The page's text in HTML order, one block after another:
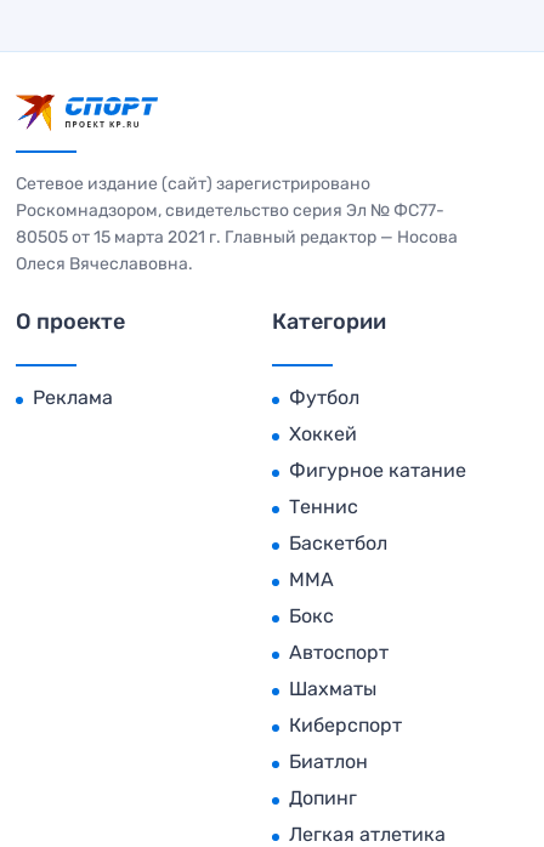
Сетевое издание (сайт) зарегистрировано
Роскомнадзором, свидетельство серия Эл № ФС77-
80505 от 15 марта 2021 г. Главный редактор — Носова
Олеся Вячеславовна.
О проекте
Реклама
Категории
Футбол
Хоккей
Фигурное катание
Теннис
Баскетбол
MMA
Бокс
Автоспорт
Шахматы
Киберспорт
Биатлон
Допинг
Легкая атлетика